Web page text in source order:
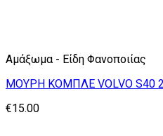
Αμάξωμα - Είδη Φανοποιίας
ΜΟΥΡΗ ΚΟΜΠΛΕ VOLVO S40
€15.00